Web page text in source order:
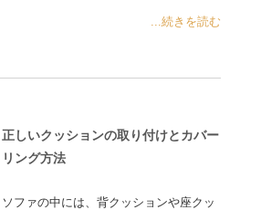
...続きを読む
正しいクッションの取り付けとカバー
リング方法
ソファの中には、背クッションや座クッ